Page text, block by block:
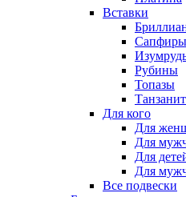
Вставки
Сапфиры
Рубины
Топазы
Для кого
Для
Для
Для
Для
Все подвески